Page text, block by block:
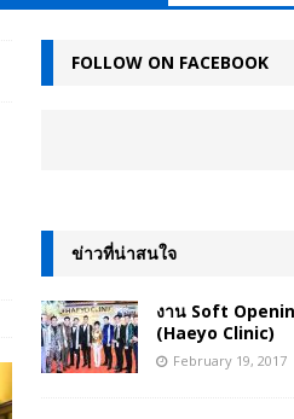
FOLLOW ON FACEBOOK
ข่าวที่น่าสนใจ
งาน Soft
(Haeyo Clinic)
February 19, 2017